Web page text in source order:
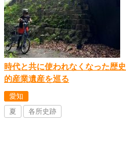
時代と共に使われなくなった歴史
的産業遺産を巡る
愛知
夏
各所史跡